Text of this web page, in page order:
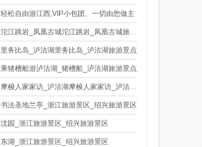
轻松自由游江西,VIP小包团、一切由您做主
沱江跳岩_凤凰古城沱江跳岩_凤凰古城旅游景点
里务比岛_泸沽湖里务比岛_泸沽湖旅游景点
乘猪槽船游泸沽湖_猪槽船_泸沽湖旅游景点
摩梭人家家访_泸沽湖摩梭人家家访_泸沽湖旅游景点
书法圣地兰亭_浙江旅游景区_绍兴旅游景区
沈园_浙江旅游景区_绍兴旅游景区
东湖_浙江旅游景区_绍兴旅游景区